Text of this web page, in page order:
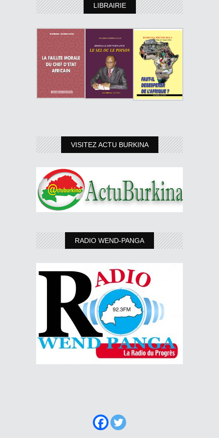
LIBRAIRIE
VISITEZ ACTU BURKINA
RADIO WEND-PANGA